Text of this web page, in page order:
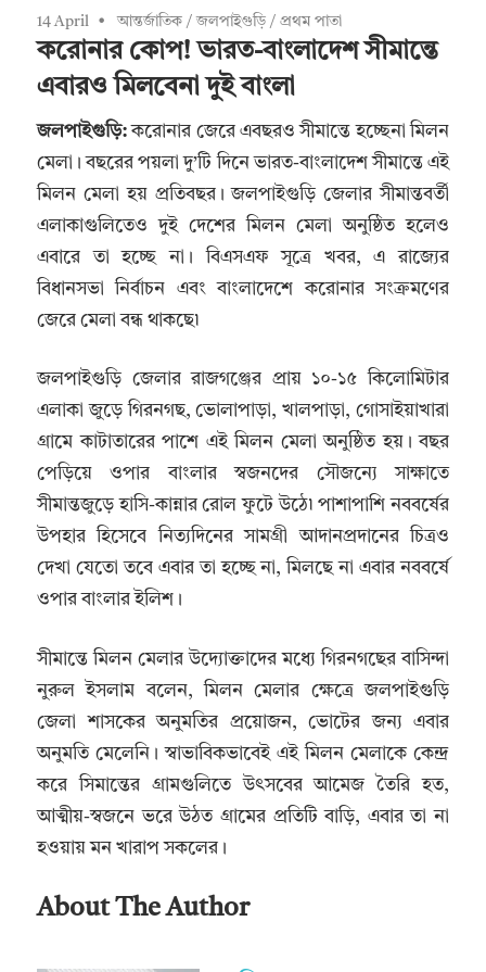
14 April আন্তর্জাতিক /জলপাইগুড়ি / প্রথম পাতা
করোনার কোপ! ভারত-বাংলাদেশ সীমান্তে
এবারও মিলবেনা দুই বাংলা
জলপাইগুড়ি:করোনার জেরে এবছরও সীমান্তে হচ্ছেনা মিলন
মেলা। বছরের পয়লা দু’টি দিনে ভারত-বাংলাদেশ সীমান্তে এই
মিলন মেলা হয় প্রতিবছর। জলপাইগুড়ি জেলার সীমান্তবর্তী
এলাকাগুলিতেও দুই দেশের মিলন মেলা অনুষ্ঠিত হলেও
এবারে তা হচ্ছে না। বিএসএফ সূত্রে খবর, এ রাজ্যের
বিধানসভা নির্বাচন এবং বাংলাদেশে করোনার সংক্রমণের
জেরে মেলা বন্ধ থাকছে৷
জলপাইগুড়ি জেলার রাজগঞ্জের প্রায় ১০-১৫ কিলোমিটার
এলাকা জুড়ে গিরনগছ, ভোলাপাড়া, খালপাড়া, গোসাইয়াখারা
গ্রামে কাটাতারের পাশে এই মিলন মেলা অনুষ্ঠিত হয়। বছর
পেড়িয়ে ওপার বাংলার স্বজনদের সৌজন্যে সাক্ষাতে
সীমান্তজুড়ে হাসি-কান্নার রোল ফুটে উঠে৷ পাশাপাশি নববর্ষের
উপহার হিসেবে নিত্যদিনের সামগ্রী আদানপ্রদানের চিত্রও
দেখা যেতো তবে এবার তা হচ্ছে না, মিলছে না এবার নববর্ষে
ওপার বাংলার ইলিশ।
সীমান্তে মিলন মেলার উদ্যোক্তাদের মধ্যে গিরনগছের বাসিন্দা
নুরুল ইসলাম বলেন, মিলন মেলার ক্ষেত্রে জলপাইগুড়ি
জেলা শাসকের অনুমতির প্রয়োজন, ভোটের জন্য এবার
অনুমতি মেলেনি। স্বাভাবিকভাবেই এই মিলন মেলাকে কেন্দ্র
করে সিমান্তের গ্রামগুলিতে উৎসবের আমেজ তৈরি হত,
আত্মীয়-স্বজনে ভরে উঠত গ্রামের প্রতিটি বাড়ি, এবার তা না
হওয়ায় মন খারাপ সকলের।
About The Author